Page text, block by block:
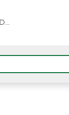
ST SEVERIN - RUE DU PERIGORD SPAR SUPER